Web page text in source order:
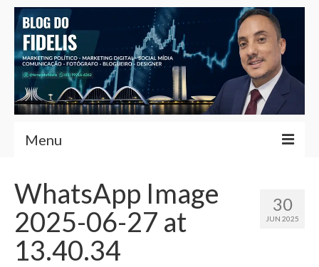
Menu
Fernando Fidelis
Café com Fidelis
30
JUN 2025
WhatsApp Image
2025-06-27 at
13.40.34